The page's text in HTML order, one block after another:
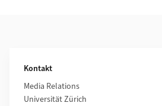
Kontakt
Media Relations
Universität Zürich